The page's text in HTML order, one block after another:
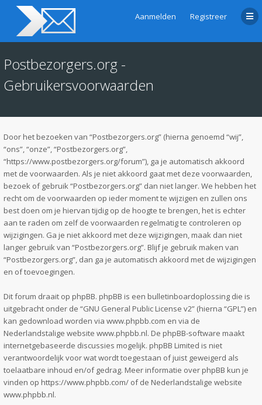
Aanmelden Registreer
Postbezorgers.org -
Gebruikersvoorwaarden
Door het bezoeken van “Postbezorgers.org” (hierna genoemd “wij”,
“ons”, “onze”, “Postbezorgers.org”,
“https://www.postbezorgers.org/forum”), ga je automatisch akkoord
met de voorwaarden. Als je niet akkoord gaat met deze voorwaarden,
bezoek of gebruik “Postbezorgers.org” dan niet langer. We hebben het
recht om de voorwaarden op ieder moment te wijzigen en zullen ons
best doen om je hiervan tijdig op de hoogte te brengen, het is echter
aan te raden om zelf de voorwaarden regelmatig te controleren op
wijzigingen. Ga je niet akkoord met deze wijzigingen, maak dan niet
langer gebruik van “Postbezorgers.org”. Blijf je gebruik maken van
“Postbezorgers.org”, dan ga je automatisch akkoord met de wijzigingen
en of toevoegingen.
Dit forum draait op phpBB. phpBB is een bulletinboardoplossing die is
uitgebracht onder de “GNU General Public License v2” (hierna “GPL”) en
kan gedownload worden via www.phpbb.com en via de
Nederlandstalige website www.phpbb.nl. De phpBB-software maakt
internetgebaseerde discussies mogelijk. phpBB Limited is niet
verantwoordelijk voor wat wordt toegestaan of juist geweigerd als
toelaatbare inhoud en/of gedrag. Meer informatie over phpBB kun je
vinden op https://www.phpbb.com/ of de Nederlandstalige website
www.phpbb.nl.